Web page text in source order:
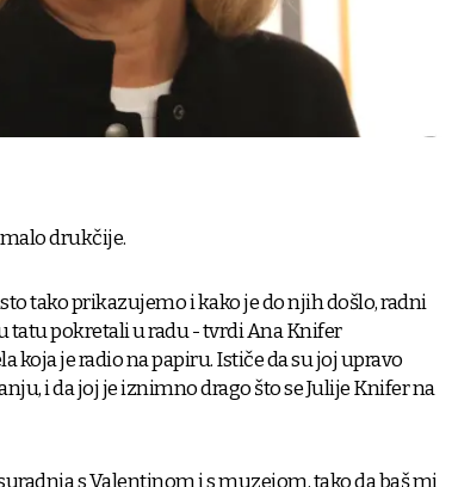
drukčije.
tako prikazujemo i kako je do njih došlo, radni
tatu pokretali u radu - tvrdi Ana Knifer
je radio na papiru. Ističe da su joj upravo
i da joj je iznimno drago što se Julije Knifer na
s Valentinom i s muzejom, tako da baš mi